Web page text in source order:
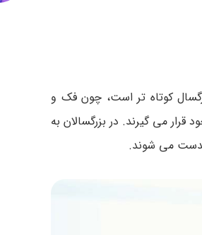
کوتاه تر است، چون فک و
می گیرند. در بزرگسالان به
می شوند.